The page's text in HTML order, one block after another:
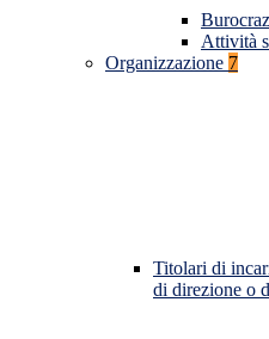
Attività
Organizzazione 7
Titolari di
di direzione o